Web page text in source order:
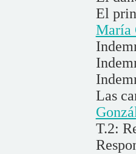
El
María
Las
T.2: